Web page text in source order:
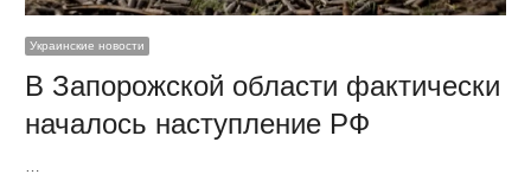
Украинские новости
В Запорожской области фактически
началось наступление РФ
…